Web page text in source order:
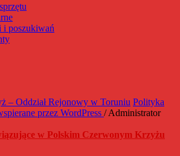
poszukiwań
– Oddział Rejonowy w Toruniu Polityka
przez WordPress / Administrator
w Polskim Czerwonym Krzyżu